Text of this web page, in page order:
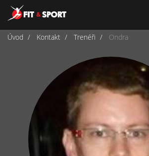
Úvod Kontakt Trenéři Ondra